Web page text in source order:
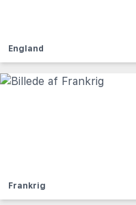
England
Frankrig